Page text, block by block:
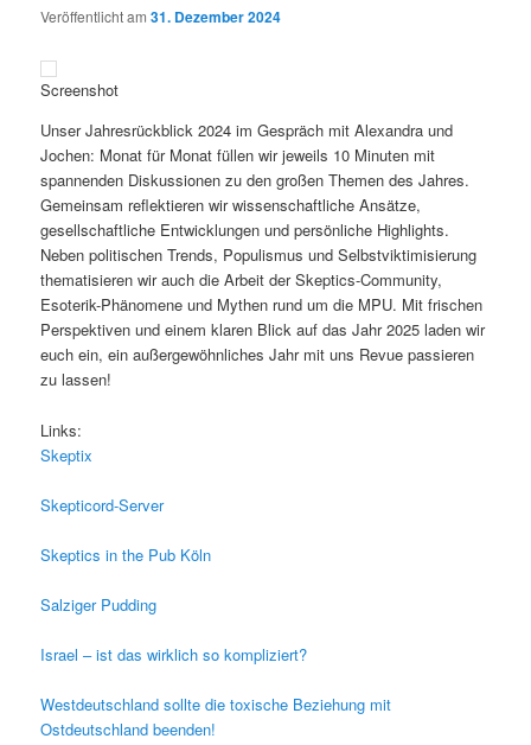
Veröffentlicht am31. Dezember 2024
Screenshot
Unser Jahresrückblick 2024 im Gespräch mit Alexandra und
Jochen: Monat für Monat füllen wir jeweils 10 Minuten mit
spannenden Diskussionen zu den großen Themen des Jahres.
Gemeinsam reflektieren wir wissenschaftliche Ansätze,
gesellschaftliche Entwicklungen und persönliche Highlights.
Neben politischen Trends, Populismus und Selbstviktimisierung
thematisieren wir auch die Arbeit der Skeptics-Community,
Esoterik-Phänomene und Mythen rund um die MPU. Mit frischen
Perspektiven und einem klaren Blick auf das Jahr 2025 laden wir
euch ein, ein außergewöhnliches Jahr mit uns Revue passieren
zu lassen!
Links:
Skeptix
Skepticord-Server
Skeptics in the Pub Köln
Salziger Pudding
Israel – ist das wirklich so kompliziert?
Westdeutschland sollte die toxische Beziehung mit
Ostdeutschland beenden!